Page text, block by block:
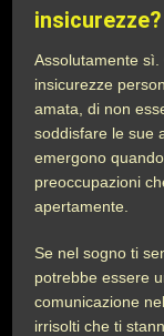
insicurezze?
Assolutamente
insicurezze
amata, di non
soddisfare le sue
emergono
preoccupazioni
apertamente.
Se nel sogno ti
potrebbe essere
comunicazione
irrisolti che ti